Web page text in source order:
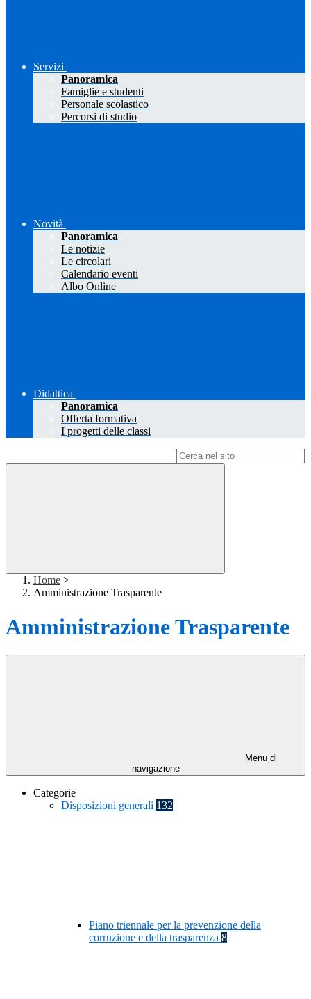
Servizi
Panoramica
Famiglie e studenti
Personale scolastico
Percorsi di studio
Novità
Panoramica
Le notizie
Le circolari
Calendario eventi
Albo Online
Didattica
Panoramica
Offerta formativa
I progetti delle classi
Home >
Amministrazione Trasparente
Amministrazione Trasparente
Menu di
navigazione
Categorie
Disposizioni generali 132
Piano triennale per la prevenzione della
corruzione e della trasparenza 8